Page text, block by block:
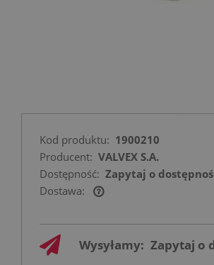
Kod produktu: 1900210
Producent: VALVEX S.A.
Dostępność: Zapytaj o
Dostawa:
Cena nie zawiera ewentualnych
Wysyłamy: Zapytaj o